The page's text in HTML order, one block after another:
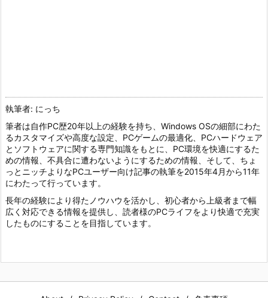
執筆者: にっち
筆者は自作PC歴20年以上の経験を持ち、Windows OSの細部にわた
るカスタマイズや高度な設定、PCゲームの最適化、PCハードウェア
とソフトウェアに関する専門知識をもとに、PC環境を快適にするた
めの情報、不具合に遭わないようにするための情報、そして、ちょ
っとニッチよりなPCユーザー向け記事の執筆を2015年4月から11年
にわたって行っています。
長年の経験により得たノウハウを活かし、初心者から上級者まで幅
広く対応できる情報を提供し、読者様のPCライフをより快適で充実
したものにすることを目指しています。